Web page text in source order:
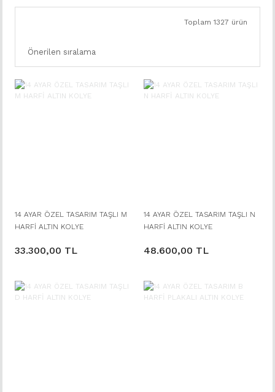
Toplam 1327 ürün
14 AYAR ÖZEL TASARIM TAŞLI M
HARFİ ALTIN KOLYE
33.300,00 TL
14 AYAR ÖZEL TASARIM TAŞLI N
HARFİ ALTIN KOLYE
48.600,00 TL